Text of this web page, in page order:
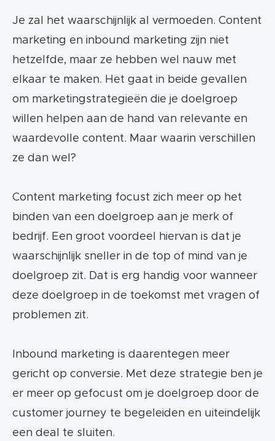
Je zal het waarschijnlijk al vermoeden. Content
marketing en inbound marketing zijn niet
hetzelfde, maar ze hebben wel nauw met
elkaar te maken. Het gaat in beide gevallen
om marketingstrategieën die je doelgroep
willen helpen aan de hand van relevante en
waardevolle content. Maar waarin verschillen
ze dan wel?
Content marketing focust zich meer op het
binden van een doelgroep aan je merk of
bedrijf. Een groot voordeel hiervan is dat je
waarschijnlijk sneller in de top of mind van je
doelgroep zit. Dat is erg handig voor wanneer
deze doelgroep in de toekomst met vragen of
problemen zit.
Inbound marketing is daarentegen meer
gericht op conversie. Met deze strategie ben je
er meer op gefocust om je doelgroep door de
customer journey te begeleiden en uiteindelijk
een deal te sluiten.